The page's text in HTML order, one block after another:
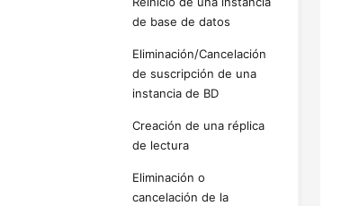
de base de datos
Eliminación/Cancelación
de suscripción de una
instancia de BD
Creación de una réplica
de lectura
Eliminación o
cancelación de la